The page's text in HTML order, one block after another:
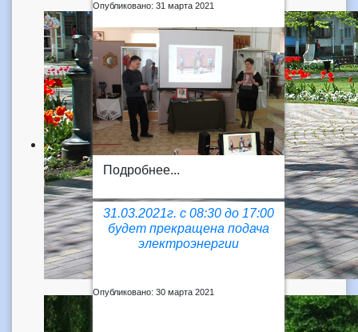
Опубликовано: 31 марта 2021
Подробнее...
31.03.2021г. с 08:30 до 17:00
будет прекращена подача
электроэнергии
Опубликовано: 30 марта 2021